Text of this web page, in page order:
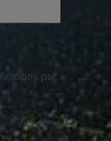
par